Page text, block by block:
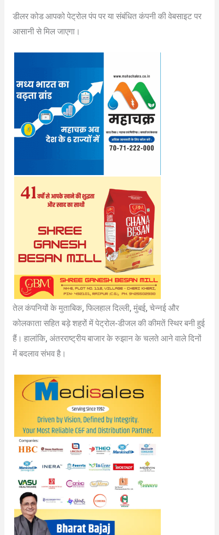
डीलर कोड आपको पेट्रोल पंप पर या संबंधित कंपनी की वेबसाइट पर
आसानी से मिल जाएगा।
तेल कंपनियों के मुताबिक, फिलहाल दिल्ली, मुंबई, चेन्नई और
कोलकाता सहित बड़े शहरों में पेट्रोल-डीजल की कीमतें स्थिर बनी हुई
हैं। हालांकि, अंतरराष्ट्रीय बाजार के रुझान के चलते आने वाले दिनों
में बदलाव संभव है।